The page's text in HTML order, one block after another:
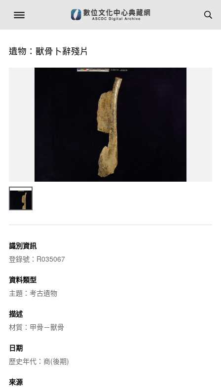
遺物：獸骨卜辭殘片
識別資訊
登錄號：R035067
資料類型
主題：考古遺物
描述
材質：甲骨－獸骨
日期
歷史年代：商(後期)
來源